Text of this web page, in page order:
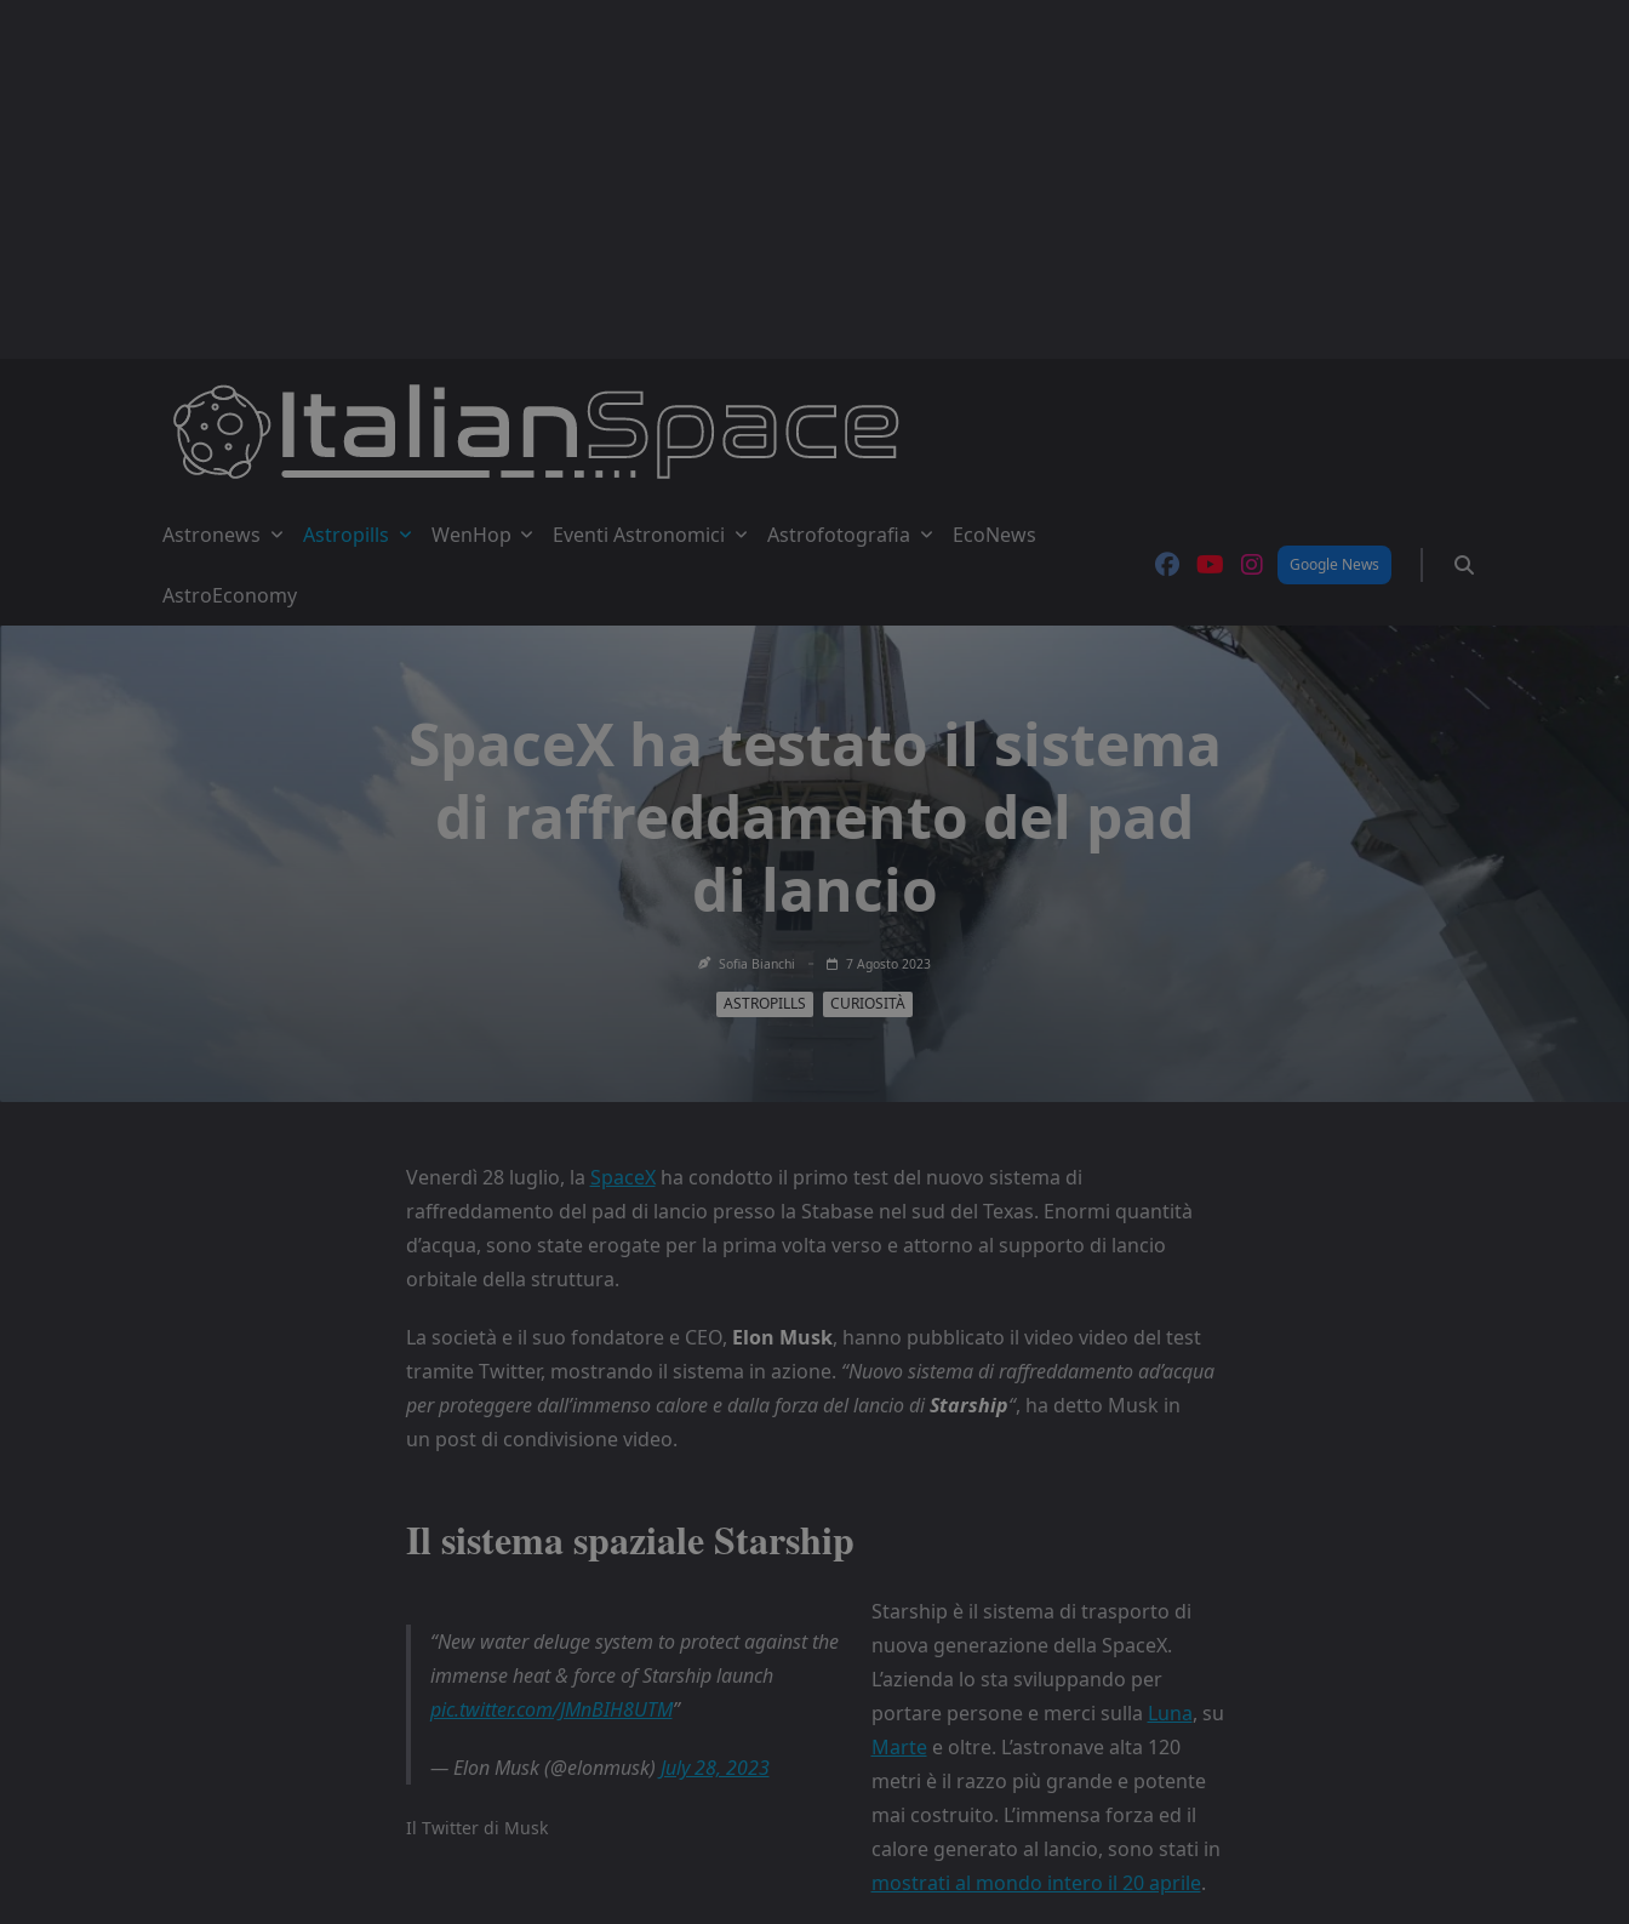
Astronews Astropills WenHop Eventi Astronomici Astrofotografia EcoNews
AstroEconomy
Google News
SpaceX ha testato il sistema
di raffreddamento del pad
di lancio
Sofia Bianchi 7 Agosto 2023
ASTROPILLS CURIOSITÀ
Venerdì 28 luglio, la SpaceXha condotto il primo test del nuovo sistema di
raffreddamento del pad di lancio presso la Stabase nel sud del Texas. Enormi quantità
d’acqua, sono state erogate per la prima volta verso e attorno al supporto di lancio
orbitale della struttura.
La società e il suo fondatore e CEO, Elon Musk, hanno pubblicato il video video del test
tramite Twitter, mostrando il sistema in azione. “Nuovo sistema di raffreddamento ad’acqua
per proteggere dall’immenso calore e dalla forza del lancio diStarship“, ha detto Musk in
un post di condivisione video.
Il sistema spaziale Starship
New water deluge system to protect against the
immense heat & force of Starship launch
pic.twitter.com/JMnBIH8UTM
— Elon Musk (@elonmusk) July 28, 2023
Il Twitter di Musk
Starship è il sistema di trasporto di
nuova generazione della SpaceX.
L’azienda lo sta sviluppando per
portare persone e merci sulla Luna, su
Marte e oltre. L’astronave alta 120
metri è il razzo più grande e potente
mai costruito. L’immensa forza ed il
calore generato al lancio, sono stati in
mostrati al mondo intero il 20 aprile.